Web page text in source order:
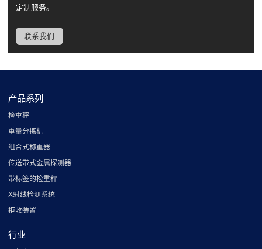
定制服务。
联系我们
产品系列
检重秤
重量分拣机
组合式称重器
传送带式金属探测器
带标签的检重秤
X射线检测系统
拒收装置
行业